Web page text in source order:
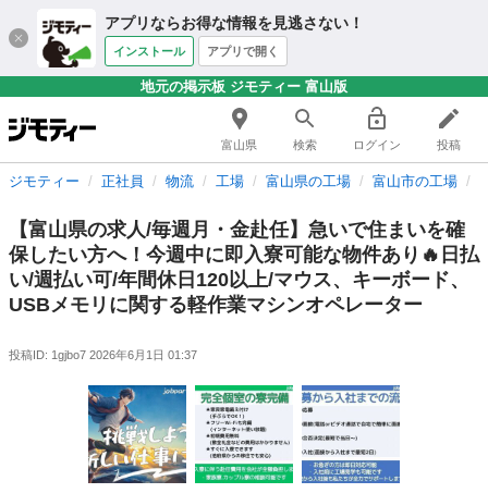
アプリならお得な情報を見逃さない！
インストール アプリで開く
地元の掲示板 ジモティー 富山版
富山県 検索 ログイン 投稿
ジモティー 正社員 物流 工場 富山県の工場 富山市の工場
【富山県の求人/毎週月・金赴任】急いで住まいを確
保したい方へ！今週中に即入寮可能な物件あり🔥日払
い/週払い可/年間休日120以上/マウス、キーボード、
USBメモリに関する軽作業マシンオペレーター
投稿ID: 1gjbo7 2026年6月1日 01:37